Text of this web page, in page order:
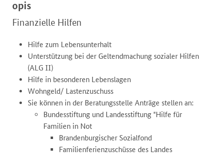
opis
Finanzielle Hilfen
Hilfe zum Lebensunterhalt
Unterstützung bei der Geltendmachung sozialer Hilfen
(ALG II)
Hilfe in besonderen Lebenslagen
Wohngeld/ Lastenzuschuss
Sie können in der Beratungsstelle Anträge stellen an:
Bundesstiftung und Landesstiftung "Hilfe für
Familien in Not
Brandenburgischer Sozialfond
Familienferienzuschüsse des Landes